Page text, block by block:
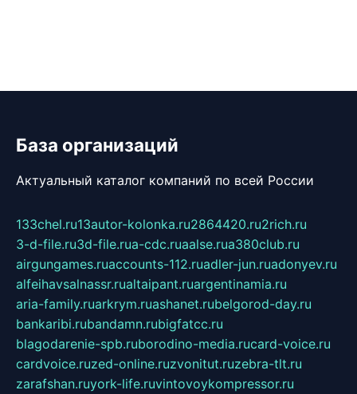
База организаций
Актуальный каталог компаний по всей России
133chel.ru13autor-kolonka.ru2864420.ru2rich.ru
3-d-file.ru3d-file.rua-cdc.ruaalse.rua380club.ru
airgungames.ruaccounts-112.ruadler-jun.ruadonyev.ru
alfeihavsalnassr.rualtaipant.ruargentinamia.ru
aria-family.ruarkrym.ruashanet.rubelgorod-day.ru
bankaribi.rubandamn.rubigfatcc.ru
blagodarenie-spb.ruborodino-media.rucard-voice.ru
cardvoice.ruzed-online.ruzvonitut.ruzebra-tlt.ru
zarafshan.ruyork-life.ruvintovoykompressor.ru